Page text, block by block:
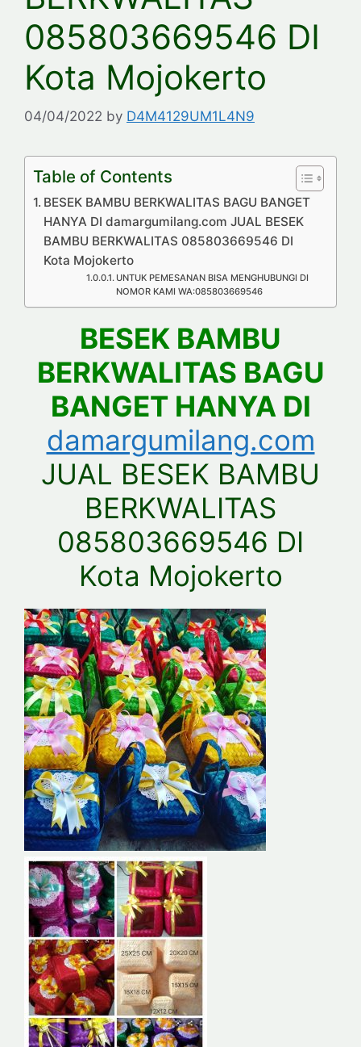
085803669546 DI
Kota Mojokerto
04/04/2022 by D4M4129UM1L4N9
Table of Contents
BESEK BAMBU BERKWALITAS BAGU BANGET
HANYA DI damargumilang.com JUAL BESEK
BAMBU BERKWALITAS 085803669546 DI
Kota Mojokerto
UNTUK PEMESANAN BISA MENGHUBUNGI DI
NOMOR KAMI WA:085803669546
BESEK BAMBU
BERKWALITAS BAGU
BANGET HANYA DI
damargumilang.com
JUAL BESEK BAMBU
BERKWALITAS
085803669546 DI
Kota Mojokerto